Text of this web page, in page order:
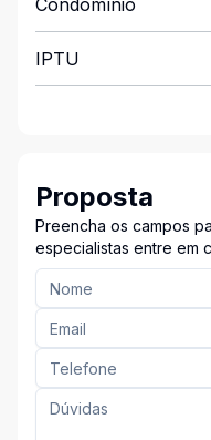
Condomínio
IPTU
Proposta
Preencha os campos
especialistas entre em